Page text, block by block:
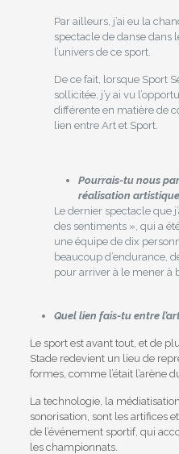
Par ailleurs, j’ai eu la
spectacle de danse dans
l’univers de ce sport.
De ce fait, lorsque Sport
sollicitée, j’y ai vu
différente en matière de
lien entre Art et Sport.
Pourrais-tu nous
réalisation
Le dernier spectacle que
des sentiments », qui a
une équipe de dix
beaucoup d’endurance,
pour arriver à le mener à
Quel lien fais-tu entre
Le sport est avant tout, et de
Stade redevient un lieu de
formes, comme l’était l’arène
La technologie, la
sonorisation, sont les artifices
de l’événement sportif, qui
les championnats.